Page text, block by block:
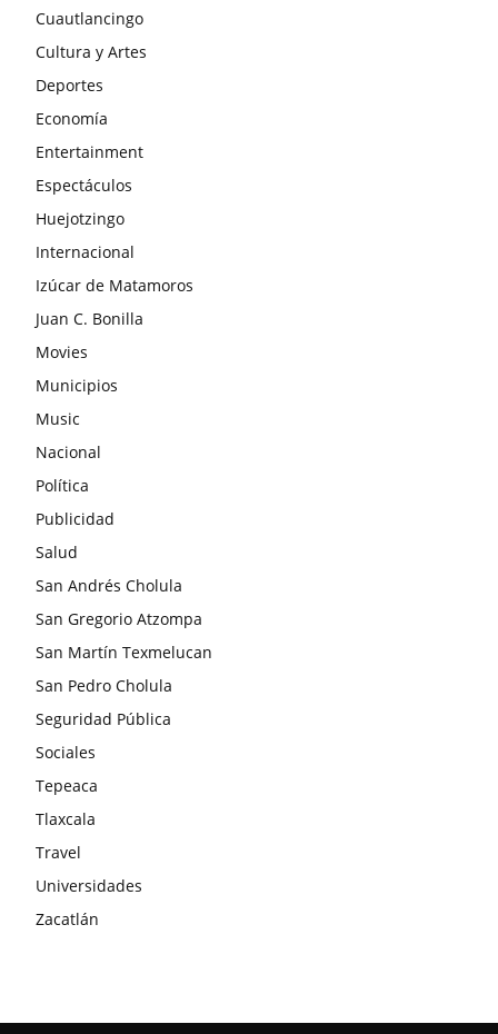
Cuautlancingo
Cultura y Artes
Deportes
Economía
Entertainment
Espectáculos
Huejotzingo
Internacional
Izúcar de Matamoros
Juan C. Bonilla
Movies
Municipios
Music
Nacional
Política
Publicidad
Salud
San Andrés Cholula
San Gregorio Atzompa
San Martín Texmelucan
San Pedro Cholula
Seguridad Pública
Sociales
Tepeaca
Tlaxcala
Travel
Universidades
Zacatlán